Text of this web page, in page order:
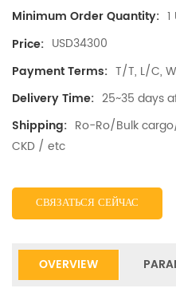
Minimum Order Quantity:
Price: USD34300
Payment Terms: T/T, L/C,
Delivery Time: 25~35 days
Shipping: Ro-Ro/Bulk
CKD / etc
СВЯЗАТЬСЯ СЕЙЧАС
OVERVIEW